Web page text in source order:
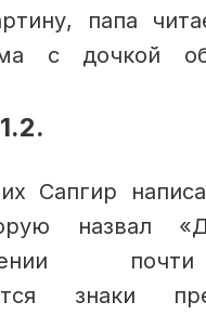
папа
с дочкой
Сапгир
назвал
знаки